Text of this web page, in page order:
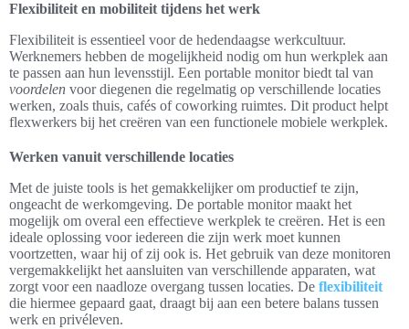
Flexibiliteit en mobiliteit tijdens het werk
Flexibiliteit is essentieel voor de hedendaagse werkcultuur.
Werknemers hebben de mogelijkheid nodig om hun werkplek aan
te passen aan hun levensstijl. Een portable monitor biedt tal van
voordelen voor diegenen die regelmatig op verschillende locaties
werken, zoals thuis, cafés of coworking ruimtes. Dit product helpt
flexwerkers bij het creëren van een functionele mobiele werkplek.
Werken vanuit verschillende locaties
Met de juiste tools is het gemakkelijker om productief te zijn,
ongeacht de werkomgeving. De portable monitor maakt het
mogelijk om overal een effectieve werkplek te creëren. Het is een
ideale oplossing voor iedereen die zijn werk moet kunnen
voortzetten, waar hij of zij ook is. Het gebruik van deze monitoren
vergemakkelijkt het aansluiten van verschillende apparaten, wat
zorgt voor een naadloze overgang tussen locaties. De flexibiliteit
die hiermee gepaard gaat, draagt bij aan een betere balans tussen
werk en privéleven.